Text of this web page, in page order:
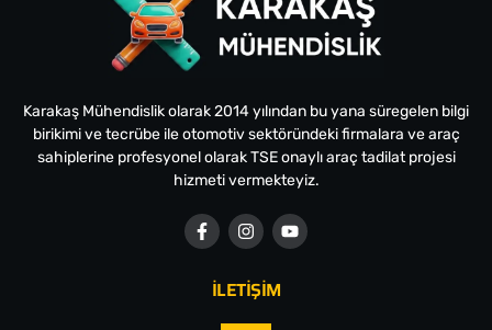
Karakaş Mühendislik olarak 2014 yılından bu yana süregelen bilgi
birikimi ve tecrübe ile otomotiv sektöründeki firmalara ve araç
sahiplerine profesyonel olarak TSE onaylı araç tadilat projesi
hizmeti vermekteyiz.
İLETİŞİM